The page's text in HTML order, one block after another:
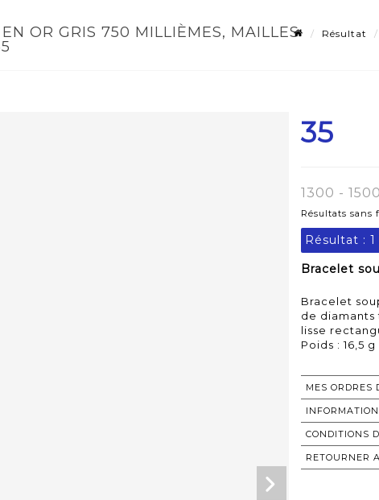
OR GRIS 750 MILLIÈMES, MAILLES
Résultat
35
1300 -
Résultats sans
Résultat :
Bracelet
Bracelet
de
lisse
Poids : 16,5
MES ORDRES
CONDITIONS
RETOURNER